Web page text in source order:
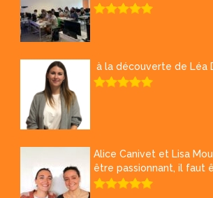
à la découverte de Léa
Alice Canivet et Lisa
être passionnant, il faut